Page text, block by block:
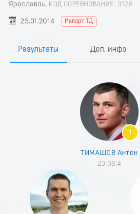
Ярославль, КОД СОРЕВНОВАНИЯ: 3128
25.01.2014 Рапорт ТД
Результаты Доп. инфо
1
ТИМАШОВ Антон
23:38.4